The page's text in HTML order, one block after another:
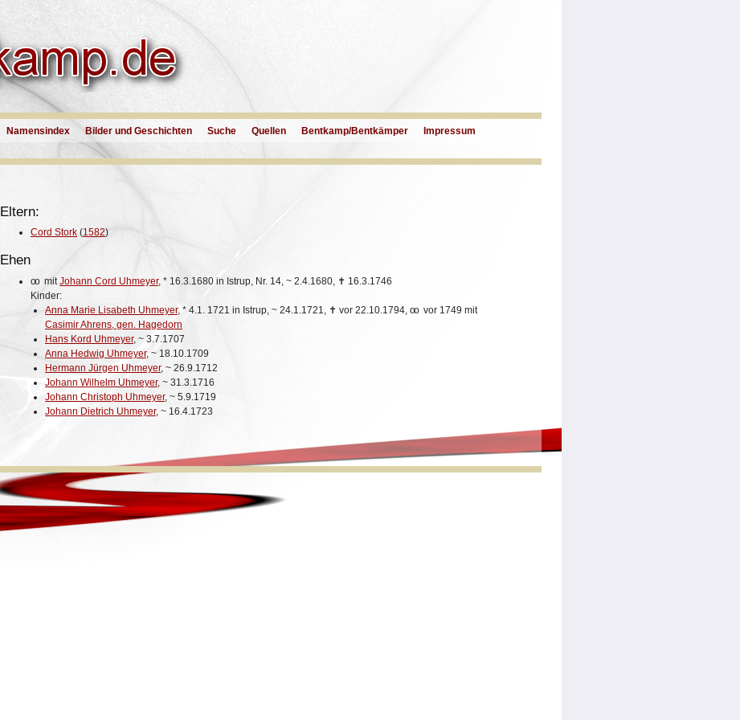
Namensindex Bilder und Geschichten Suche Quellen Bentkamp/Bentkämper Impressum
Eltern:
Cord Stork (1582)
Ehen
oo mitJohann Cord Uhmeyer,* 16.3.1680 in Istrup, Nr. 14,~2.4.1680, ✝ 16.3.1746
Kinder:
Anna Marie Lisabeth Uhmeyer, * 4.1. 1721 in Istrup, ~ 24.1.1721, ✝ vor 22.10.1794, oo vor 1749 mit
Casimir Ahrens, gen. Hagedorn
Hans Kord Uhmeyer, ~ 3.7.1707
Anna Hedwig Uhmeyer, ~ 18.10.1709
Hermann Jürgen Uhmeyer, ~ 26.9.1712
Johann Wilhelm Uhmeyer, ~ 31.3.1716
Johann Christoph Uhmeyer, ~ 5.9.1719
Johann Dietrich Uhmeyer, ~ 16.4.1723